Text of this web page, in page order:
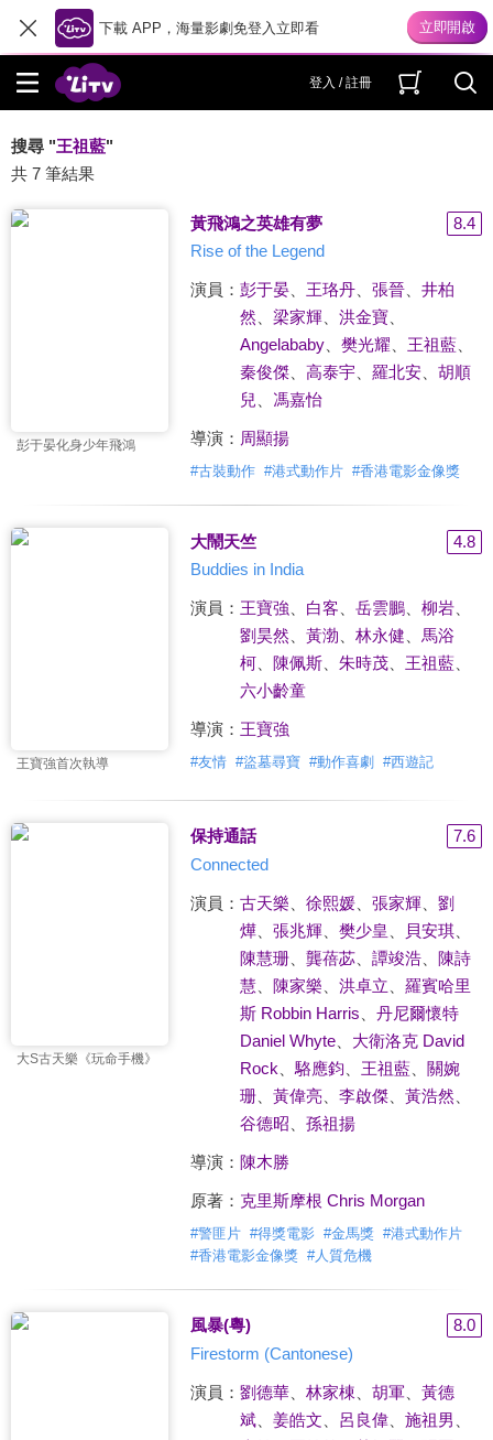
下載 APP，海量影劇免登入立即看
登入 / 註冊
搜尋 "王祖藍"
共 7 筆結果
彭于晏化身少年飛鴻
黃飛鴻之英雄有夢
8.4
Rise of the Legend
演員： 彭于晏、 王珞丹、 張晉、 井柏
然
梁家輝、 洪金寶、
Angelababy、 樊光耀 王祖藍、
秦俊傑、 高泰宇、 羅北安、 胡順
兒
馮嘉怡
導演： 周顯揚
#古裝動作 #港式動作片 #香港電影金像獎
王寶強首次執導
大鬧天竺
4.8
Buddies in India
演員： 王寶強 白客 岳雲鵬、 柳岩、
劉昊然
黃渤 林永健
馬浴
柯、 陳佩斯、 朱時茂、 王祖藍、
六小齡童
導演： 王寶強
#友情 #盜墓尋寶 #動作喜劇 #西遊記
大S古天樂《玩命手機》
保持通話
7.6
Connected
演員： 古天樂 徐熙媛、 張家輝、 劉
燁、 張兆輝、 樊少皇 貝安琪、
陳慧珊、 龔蓓苾、 譚竣浩、 陳詩
慧、 陳家樂 洪卓立
羅賓哈里
斯 Robbin Harris
丹尼爾懷特
Daniel Whyte、 大衛洛克 David
Rock
駱應鈞 王祖藍、 關婉
珊、 黃偉亮、 李啟傑、 黃浩然
谷德昭
孫祖揚
導演： 陳木勝
原著： 克里斯摩根 Chris Morgan
#警匪片 #得獎電影 #金馬獎 #港式動作片
#香港電影金像獎 #人質危機
風暴(粵)
8.0
Firestorm (Cantonese)
演員： 劉德華、 林家棟 胡軍、 黃德
斌、 姜皓文 呂良偉、 施祖男